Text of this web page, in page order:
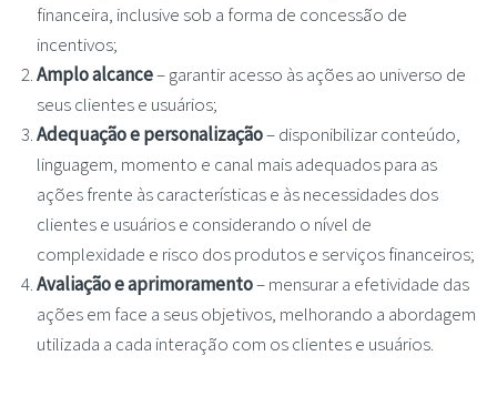
financeira, inclusive sob a forma de concessão de
incentivos;
Amplo alcance– garantir acesso às ações ao universo de
seus clientes e usuários;
Adequação e personalização– disponibilizar conteúdo,
linguagem, momento e canal mais adequados para as
ações frente às características e às necessidades dos
clientes e usuários e considerando o nível de
complexidade e risco dos produtos e serviços financeiros;
Avaliação e aprimoramento– mensurar a efetividade das
ações em face a seus objetivos, melhorando a abordagem
utilizada a cada interação com os clientes e usuários.